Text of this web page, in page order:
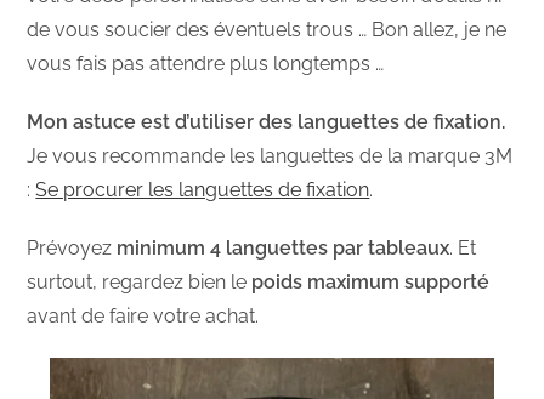
de vous soucier des éventuels trous … Bon allez, je ne
vous fais pas attendre plus longtemps …
Mon astuce est d’utiliser des languettes de fixation.
Je vous recommande les languettes de la marque 3M
:Se procurer les languettes de fixation.
Prévoyez minimum 4 languettes par tableaux. Et
surtout, regardez bien le poids maximum supporté
avant de faire votre achat.